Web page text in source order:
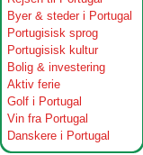
Byer & steder i Portugal
Portugisisk sprog
Portugisisk kultur
Bolig & investering
Aktiv ferie
Golf i Portugal
Vin fra Portugal
Danskere i Portugal